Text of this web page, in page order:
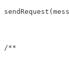
sendRequest (
/**